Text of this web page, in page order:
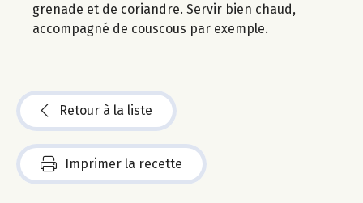
grenade et de coriandre. Servir bien chaud,
accompagné de couscous par exemple.
Retour à la liste
Imprimer la recette